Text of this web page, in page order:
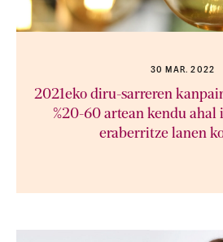
30 MAR. 2022
2021eko diru-sarreren
%20-60 artean kendu ahal
eraberritze lanen